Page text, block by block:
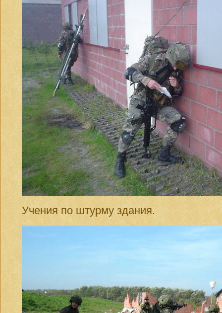
Учения по штурму здания.